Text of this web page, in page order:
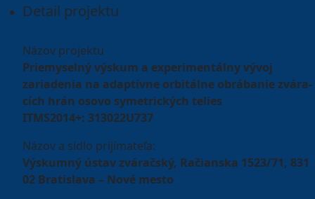
Detail projektu
Názov projektu
Priemyselný výskum a experimentálny vývoj
zariadenia na adaptívne orbitálne obrábanie zvára-
cích hrán osovo symetrických telies
ITMS2014+: 313022U737
Názov a sídlo prijímateľa:
Výskumný ústav zváračský, Račianska 1523/71, 831
02 Bratislava – Nové mesto